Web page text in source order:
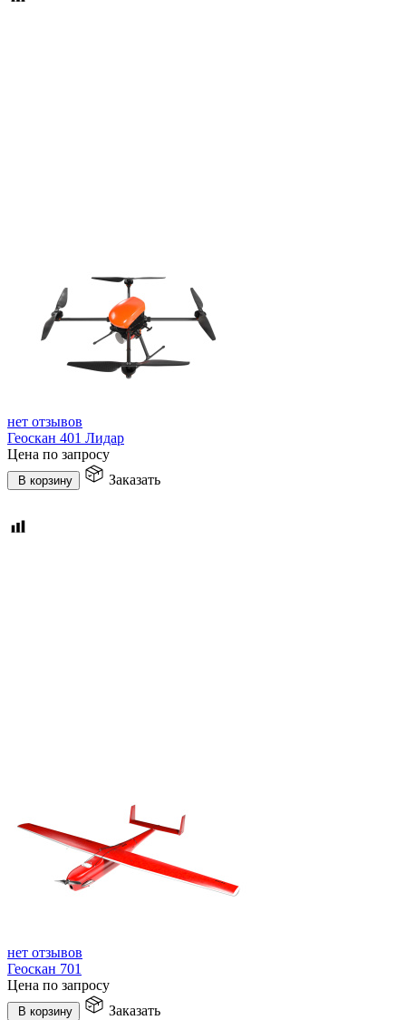
нет отзывов
Геоскан 401 Лидар
Цена по запросу
В корзину Заказать
нет отзывов
Геоскан 701
Цена по запросу
В корзину Заказать